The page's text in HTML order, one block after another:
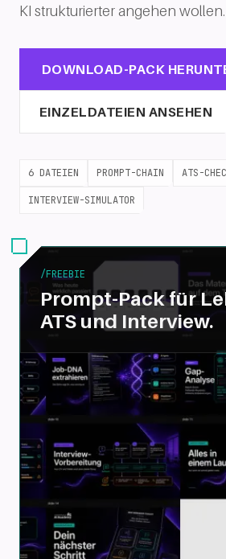
KI strukturierter angehen wollen.
DOWNLOAD-PACK
EINZELDATEIEN ANSEHEN
6 DATEIEN PROMPT-CHAIN ATS-
INTERVIEW-SIMULATOR
/FREEBIE
Prompt-Pack für
ATS und Interview.